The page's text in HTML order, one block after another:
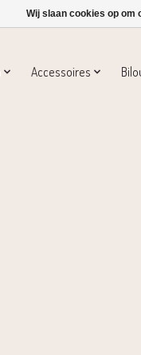
Accessoires
Wij slaan cookies op om